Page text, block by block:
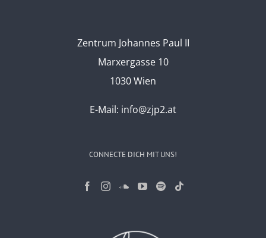
Zentrum Johannes Paul II
Marxergasse 10
1030 Wien
E-Mail: info@zjp2.at
CONNECTE DICH MIT UNS!